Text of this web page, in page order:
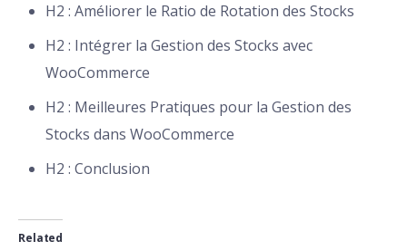
H2 : Améliorer le Ratio de Rotation des Stocks
H2 : Intégrer la Gestion des Stocks avec
WooCommerce
H2 : Meilleures Pratiques pour la Gestion des
Stocks dans WooCommerce
H2 : Conclusion
Related